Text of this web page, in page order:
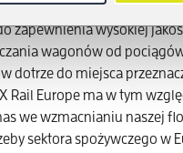
względu na posiadany
zapewnienia wysokiej
wagonów od
dotrze do miejsca
Rail Europe ma w tym
we wzmacnianiu naszej
sektora spożywczego w